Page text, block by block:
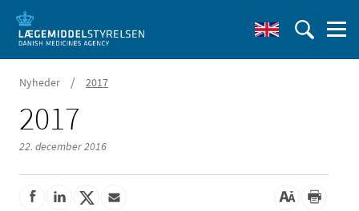
Nyheder / 2017
2017
22. december 2016